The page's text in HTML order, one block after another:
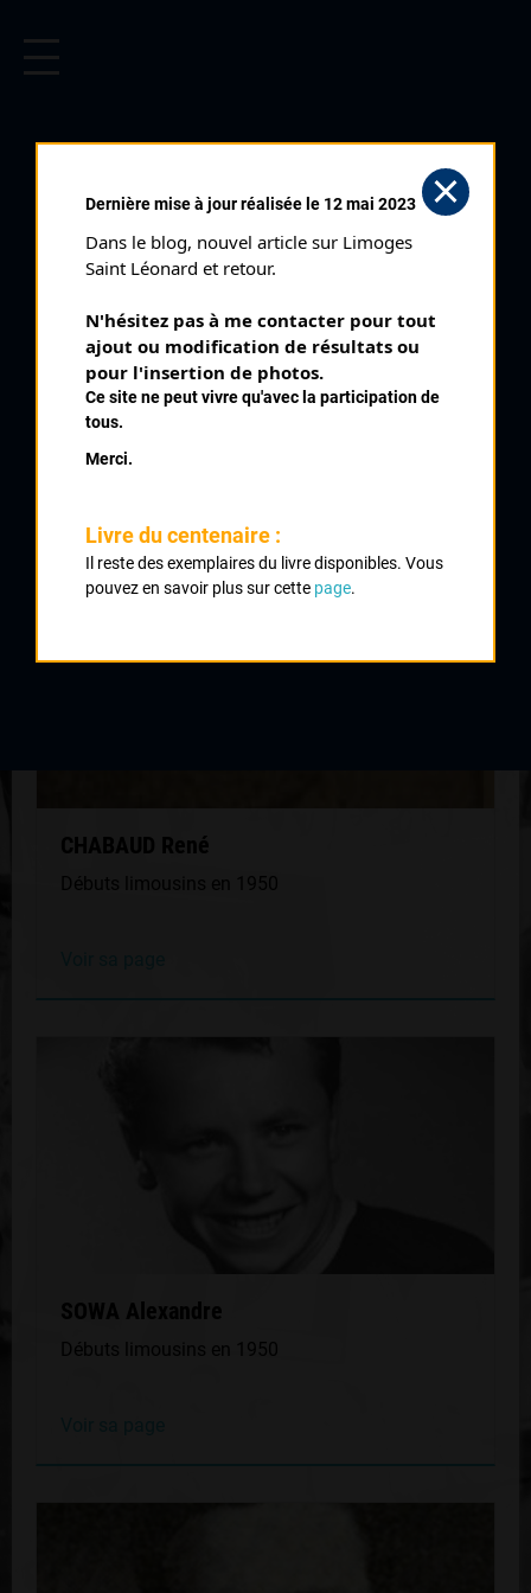
LAJOIX (PRÉNOM INCONNU)
PALMARÈS
1950 ,
8 Critérium d'Aubusson
QUELQUES COUREURS DE LA
MÊME GÉNÉRATION
CHABAUD René
Débuts limousins en 1950
SOWA Alexandre
Débuts limousins en 1950
Dernière mise à jour réalisée le 12 mai 2023
Dans le blog, nouvel article sur Limoges
Saint Léonard et retour.
N'hésitez pas à me contacter pour tout
ajout ou modification de résultats ou
pour l'insertion de photos.
Ce site ne peut vivre qu'avec la participation de
tous.
Merci.
Livre du centenaire :
Il reste des exemplaires du livre disponibles. Vous
pouvez en savoir plus sur cette page.